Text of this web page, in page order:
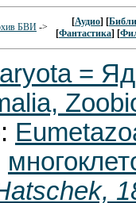
БВИ -> [Аудио] [
[Фантастика] [
=